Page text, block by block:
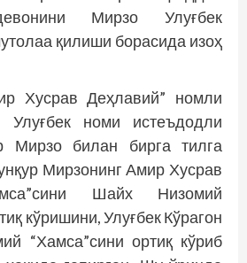
Мирзо Улуғбек
қилиши борасида изоҳ
Хусрав Деҳлавий” номли
номи истеъдодли
Мирзо билан бирга тилга
Мирзонинг Амир Хусрав
Шайх Низомий
кўришини, Улуғбек Кўрагон
“Хамса”сини ортиқ кўриб